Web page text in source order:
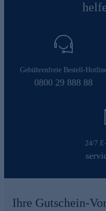
Gebührenfreie Bestell-
0800 29 888 88
24/7
Ihre Gutschein-